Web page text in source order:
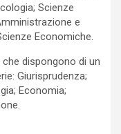
Scienze
e
Economiche.
dispongono di un
Giurisprudenza;
Economia;